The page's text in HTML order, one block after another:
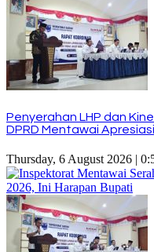
Penyerahan LHP dan
DPRD Mentawai
Thursday, 6 August 2026 |